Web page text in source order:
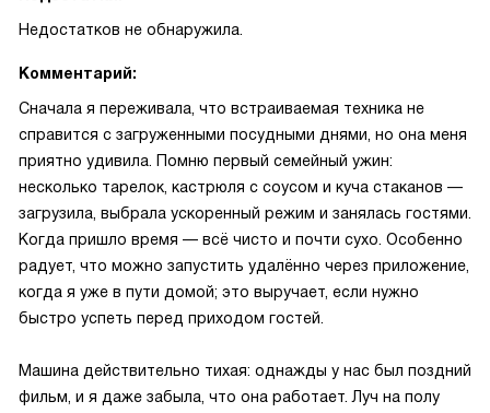
Недостатков не обнаружила.
Комментарий:
Сначала я переживала, что встраиваемая техника не
справится с загруженными посудными днями, но она меня
приятно удивила. Помню первый семейный ужин:
несколько тарелок, кастрюля с соусом и куча стаканов —
загрузила, выбрала ускоренный режим и занялась гостями.
Когда пришло время — всё чисто и почти сухо. Особенно
радует, что можно запустить удалённо через приложение,
когда я уже в пути домой; это выручает, если нужно
быстро успеть перед приходом гостей.
Машина действительно тихая: однажды у нас был поздний
фильм, и я даже забыла, что она работает. Луч на полу